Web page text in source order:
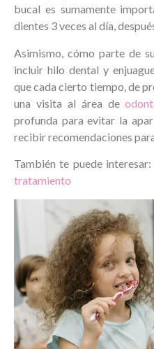
bucal es sumamente
dientes 3 veces al día,
Asimismo, cómo parte de
incluir hilo dental y
que cada cierto tiempo, de
una visita al área de
profunda para evitar la
recibir recomendaciones
También te puede
tratamiento